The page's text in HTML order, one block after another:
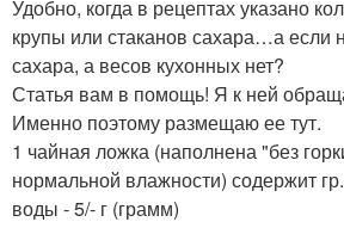
Удобно, когда в рецептах указано
крупы или стаканов сахара…а если
сахара, а весов кухонных нет?
Статья вам в помощь! Я к ней
Именно поэтому размещаю ее тут.
1 чайная ложка (наполнена "без
нормальной влажности) содержит
воды - 5/- г (грамм)